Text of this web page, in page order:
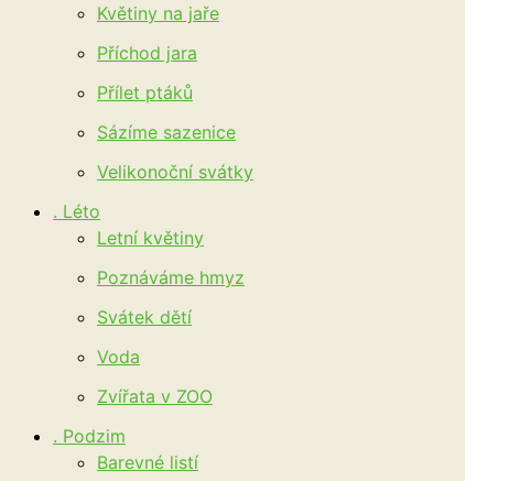
Květiny na jaře
Příchod jara
Přílet ptáků
Sázíme sazenice
Velikonoční svátky
. Léto
Letní květiny
Poznáváme hmyz
Svátek dětí
Voda
Zvířata v ZOO
. Podzim
Barevné listí